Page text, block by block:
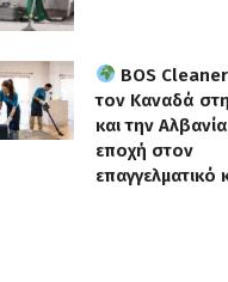
BOS
τον Καναδά
και την
εποχή στον
επαγγελματικό